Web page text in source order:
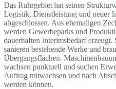
Das Ruhrgebiet hat seinen
Logistik, Dienstleistung und neuer
abgeschlossen. Aus ehemaligen
werden Gewerbeparks und
dauerhaften Interimsbedarf
sanieren bestehende Werke und
Übergangsflächen.
wachsen punktuell und suchen
Auftrag mitwachsen und nach
werden können.